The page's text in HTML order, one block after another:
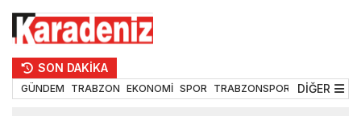
SON DAKİKA
GÜNDEM TRABZON EKONOMİ SPOR TRABZONSPOR TEKNOLOJİ
DİĞER